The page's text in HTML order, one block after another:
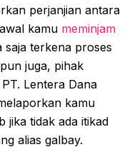
perjanjian antara
kamu meminjam
saja terkena proses
juga, pihak
Lentera Dana
kamu
jika tidak ada itikad
alias galbay.